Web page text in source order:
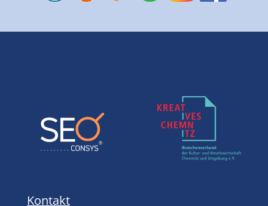
Kontakt